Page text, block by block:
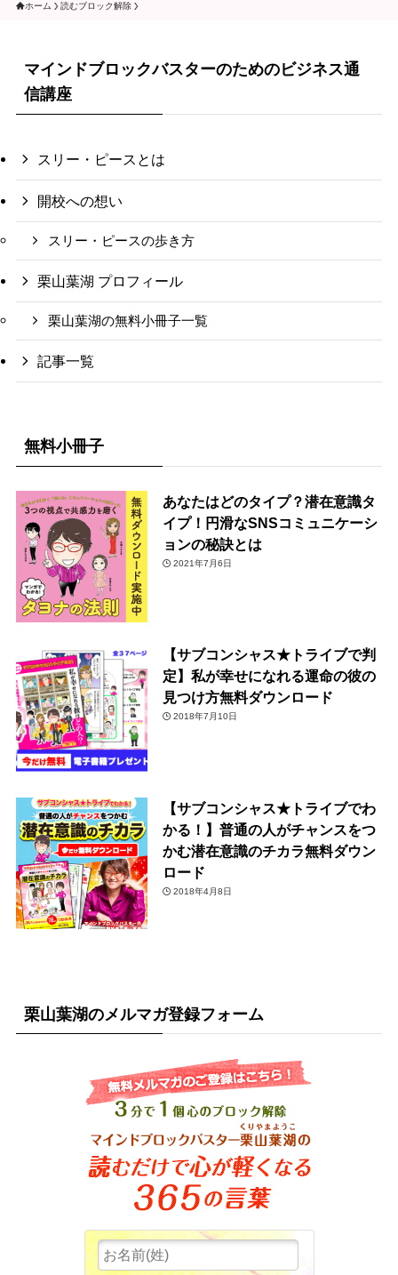
ホーム 読むブロック解除
マインドブロックバスターのためのビジネス通
信講座
スリー・ピースとは
開校への想い
スリー・ピースの歩き方
栗山葉湖 プロフィール
栗山葉湖の無料小冊子一覧
記事一覧
無料小冊子
あなたはどのタイプ？潜在意識タ
イプ！円滑なSNSコミュニケーシ
ョンの秘訣とは
2021年7月6日
【サブコンシャス★トライブで判
定】私が幸せになれる運命の彼の
見つけ方無料ダウンロード
2018年7月10日
【サブコンシャス★トライブでわ
かる！】普通の人がチャンスをつ
かむ潜在意識のチカラ無料ダウン
ロード
2018年4月8日
栗山葉湖のメルマガ登録フォーム